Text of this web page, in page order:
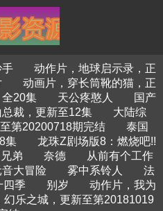
动作片，地球启示录，正
动画片，穿长筒靴的猫，正
20集 天公疼憨人
国产
裁，更新至12集
大陆综
第20200718期完结
泰国
集
龙珠Z剧场版8：燃烧吧!!
弟 奈德
从前有个工作
音大冒险 雾中系铃人
法
四季
别岁
动作片，我为
幻乐之城，更新至第20181019